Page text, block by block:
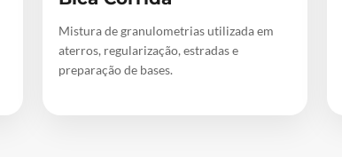
Mistura de granulometrias utilizada em
aterros, regularização, estradas e
preparação de bases.